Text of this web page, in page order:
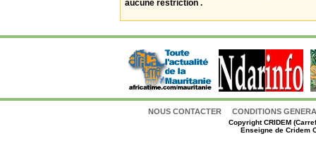
aucune restriction .
NOUS CONTACTER CONDITIONS
CopyrightCRIDEM
Enseigne de Cridem